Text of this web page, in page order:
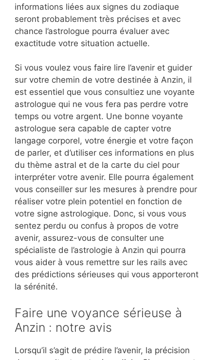
informations liées aux signes du zodiaque
seront probablement très précises et avec
chance l’astrologue pourra évaluer avec
exactitude votre situation actuelle.
Si vous voulez vous faire lire l’avenir et guider
sur votre chemin de votre destinée à Anzin, il
est essentiel que vous consultiez une voyante
astrologue qui ne vous fera pas perdre votre
temps ou votre argent. Une bonne voyante
astrologue sera capable de capter votre
langage corporel, votre énergie et votre façon
de parler, et d’utiliser ces informations en plus
du thème astral et de la carte du ciel pour
interpréter votre avenir. Elle pourra également
vous conseiller sur les mesures à prendre pour
réaliser votre plein potentiel en fonction de
votre signe astrologique. Donc, si vous vous
sentez perdu ou confus à propos de votre
avenir, assurez-vous de consulter une
spécialiste de l’astrologie à Anzin qui pourra
vous aider à vous remettre sur les rails avec
des prédictions sérieuses qui vous apporteront
la sérénité.
Faire une voyance sérieuse à
Anzin : notre avis
Lorsqu’il s’agit de prédire l’avenir, la précision